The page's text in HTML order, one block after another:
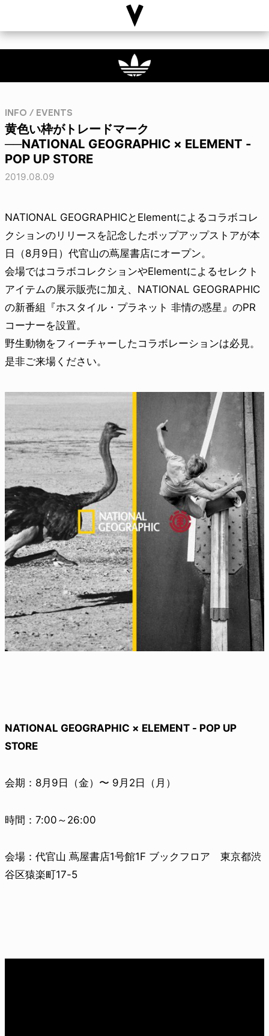
INFO / EVENTS
黄色い枠がトレードマーク
──NATIONAL GEOGRAPHIC × ELEMENT -
POP UP STORE
2019.08.09
NATIONAL GEOGRAPHICとElementによるコラボコレ
クションのリリースを記念したポップアップストアが本
日（8月9日）代官山の蔦屋書店にオープン。
会場ではコラボコレクションやElementによるセレクト
アイテムの展示販売に加え、NATIONAL GEOGRAPHIC
の新番組『ホスタイル・プラネット 非情の惑星』のPR
コーナーを設置。
野生動物をフィーチャーしたコラボレーションは必見。
是非ご来場ください。
NATIONAL GEOGRAPHIC × ELEMENT - POP UP
STORE
会期：8月9日（金）〜 9月2日（月）
時間：7:00～26:00
会場：代官山 蔦屋書店1号館1F ブックフロア 東京都渋
谷区猿楽町17-5